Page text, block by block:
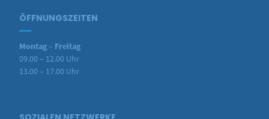
ÖFFNUNGSZEITEN
Montag – Freitag
09.00 – 12.00 Uhr
13.00 – 17.00 Uhr